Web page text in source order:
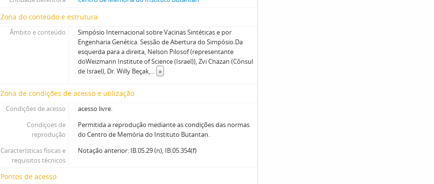
Zona do conteúdo e estrutura
Âmbito e conteúdo
Simpósio Internacional sobre Vacinas Sintéticas e por
Engenharia Genética. Sessão de Abertura do Simpósio.Da
esquerda para a direita, Nelson Pilosof (representante
doWeizmann Institute of Science (Israel)), Zvi Chazan (Cônsul
de Israel), Dr. Willy Beçak,... »
Zona de condições de acesso e utilização
Condições de acesso
acesso livre.
Condiçoes de
reprodução
Permitida a reprodução mediante as condições das normas
do Centro de Memória do Instituto Butantan.
Características físicas e
requisitos técnicos
Notação anterior: IB.05.29 (n), IB.05.354(f)
Pontos de acesso